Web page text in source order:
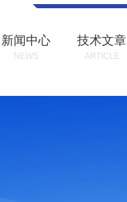
新闻中心
NEWS
技术文章
ARTICLE